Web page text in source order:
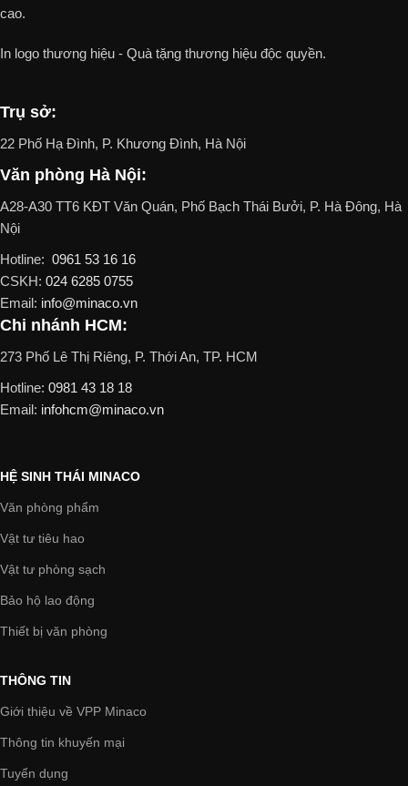
cao.
In logo thương hiệu - Quà tặng thương hiệu độc quyền.
Trụ sở:
22 Phố Hạ Đình, P. Khương Đình, Hà Nội
Văn phòng Hà Nội:
A28-A30 TT6 KĐT Văn Quán, Phố Bạch Thái Bưởi, P. Hà Đông, Hà
Nội
Hotline: 0961 53 16 16
CSKH: 024 6285 0755
Email: info@minaco.vn
Chi nhánh HCM:
273 Phố Lê Thị Riêng, P. Thới An, TP. HCM
Hotline: 0981 43 18 18
Email: infohcm@minaco.vn
HỆ SINH THÁI MINACO
Văn phòng phẩm
Vật tư tiêu hao
Vật tư phòng sạch
Bảo hộ lao động
Thiết bị văn phòng
THÔNG TIN
Giới thiệu về VPP Minaco
Thông tin khuyến mại
Tuyển dụng